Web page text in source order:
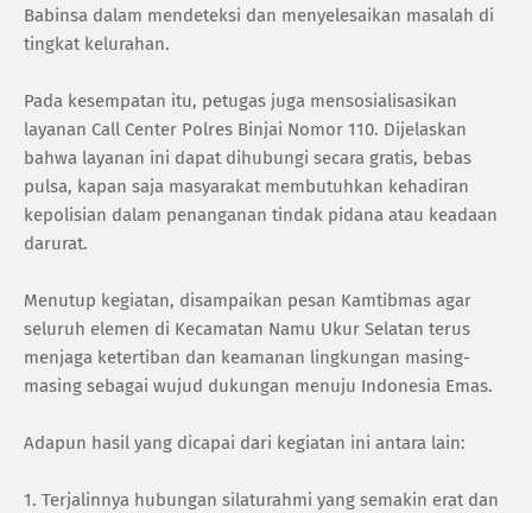
Babinsa dalam mendeteksi dan menyelesaikan masalah di
tingkat kelurahan.
Pada kesempatan itu, petugas juga mensosialisasikan
layanan Call Center Polres Binjai Nomor 110. Dijelaskan
bahwa layanan ini dapat dihubungi secara gratis, bebas
pulsa, kapan saja masyarakat membutuhkan kehadiran
kepolisian dalam penanganan tindak pidana atau keadaan
darurat.
Menutup kegiatan, disampaikan pesan Kamtibmas agar
seluruh elemen di Kecamatan Namu Ukur Selatan terus
menjaga ketertiban dan keamanan lingkungan masing-
masing sebagai wujud dukungan menuju Indonesia Emas.
Adapun hasil yang dicapai dari kegiatan ini antara lain:
1. Terjalinnya hubungan silaturahmi yang semakin erat dan